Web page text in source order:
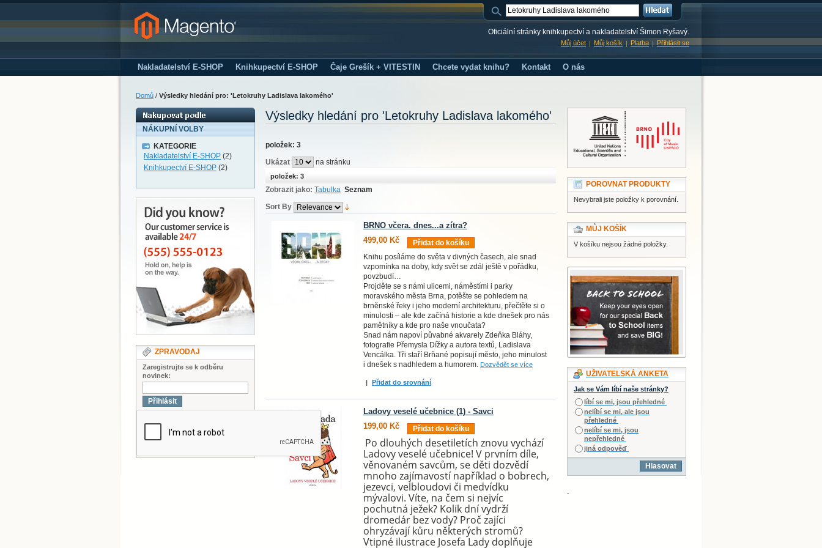
Oficiální stránky knihkupectví a nakladatelství Šimon Ryšavý.
Můj účet Můj košík Platba Přihlásit se
Nakladatelství E-SHOP Knihkupectví E-SHOP Čaje Grešík + VITESTIN Chcete vydat knihu? Kontakt O nás
Domů / Výsledky hledání pro: 'Letokruhy Ladislava lakomého'
NÁKUPNÍ VOLBY
KATEGORIE
Nakladatelství E-SHOP (2)
Knihkupectví E-SHOP (2)
ZPRAVODAJ
Zaregistrujte se k odběru
novinek:
Přihlásit
Výsledky hledání pro 'Letokruhy Ladislava lakomého'
položek: 3
Ukázat
na stránku
položek: 3
Zobrazit jako: Tabulka Seznam
Sort By
BRNO včera. dnes...a zítra?
499,00 Kč
Přidat do košíku
Knihu posíláme do světa v divných časech, ale snad
vzpomínka na doby, kdy svět se zdál ještě v pořádku,
povzbudí…
Projděte se s námi ulicemi, náměstími i parky
moravského města Brna, potěšte se pohledem na
brněnské řeky i jeho moderní architekturu, přečtěte si o
minulosti – ale kde začíná historie a kde dnešek pro nás
pamětníky a kde pro naše vnoučata?
Snad nám napoví půvabné akvarely Zdeňka Bláhy,
fotografie Přemysla Dížky a autora textů, Ladislava
Vencálka. Tři staří Brňané popisují město, jeho minulost
i dnešek s nadhledem a humorem. Dozvědět se více
Přidat do srovnání
Ladovy veselé učebnice (1) - Savci
199,00 Kč Přidat do košíku
Po dlouhých desetiletích znovu vychází
Ladovy veselé učebnice! V prvním díle,
věnovaném savcům, se děti dozvědí
mnoho zajímavostí například o bobrech,
jezevci, velbloudovi či medvídku
mývalovi. Víte, na čem si nejvíc
pochutná ježek? Kolik dní vydrží
dromedár bez vody? Proč zajíci
ohryzávají kůru některých stromů?
Vtipné ilustrace Josefa Lady doplňuje
POROVNAT PRODUKTY
Nevybrali jste položky k porovnání.
MŮJ KOŠÍK
V košíku nejsou žádné položky.
UŽIVATELSKÁ ANKETA
Jak se Vám líbí naše stránky?
líbí se mi, jsou přehledné
nelíbí se mi, ale jsou
přehledné
nelíbí se mi, jsou
nepřehledné
jiná odpověď
Hlasovat